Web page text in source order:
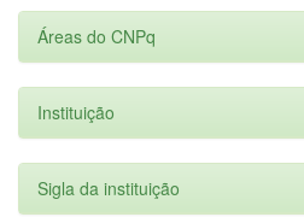
Áreas do CNPq
Instituição
Sigla da instituição